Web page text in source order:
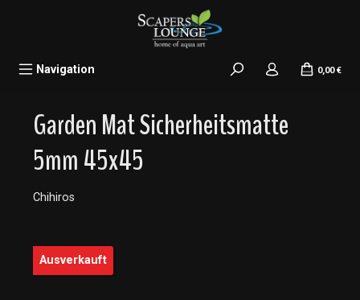
Navigation 0,00 €
Garden Mat Sicherheitsmatte
5mm 45x45
Chihiros
Bildergalerie überspringen
Ausverkauft